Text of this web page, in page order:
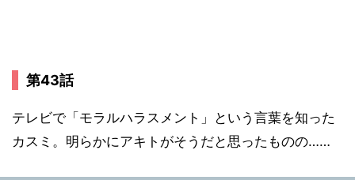
第43話
テレビで「モラルハラスメント」という言葉を知った
カスミ。明らかにアキトがそうだと思ったものの……